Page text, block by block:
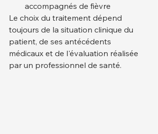
accompagnés de fièvre
Le choix du traitement dépend
toujours de la situation clinique du
patient, de ses antécédents
médicaux et de l'évaluation réalisée
par un professionnel de santé.